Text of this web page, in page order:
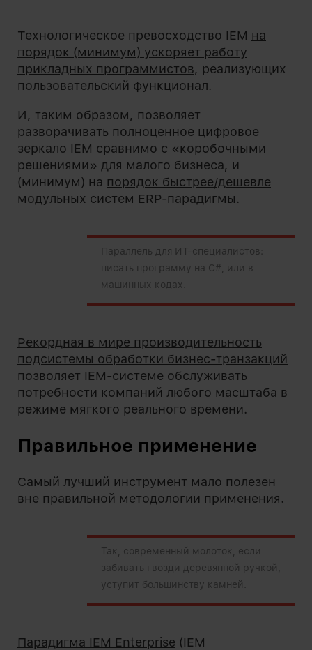
Технологическое превосходство IEM на
порядок (минимум) ускоряет работу
прикладных программистов, реализующих
пользовательский функционал.
И, таким образом, позволяет
разворачивать полноценное цифровое
зеркало IEM сравнимо с «коробочными
решениями» для малого бизнеса, и
(минимум) на порядок быстрее/дешевле
модульных систем ERP-парадигмы.
Параллель для ИТ-специалистов:
писать программу на C#, или в
машинных кодах.
Рекордная в мире производительность
подсистемы обработки бизнес-транзакций
позволяет IEM-системе обслуживать
потребности компаний любого масштаба в
режиме мягкого реального времени.
Правильное применение
Самый лучший инструмент мало полезен
вне правильной методологии применения.
Так, современный молоток, если
забивать гвозди деревянной ручкой,
уступит большинству камней.
Парадигма IEM Enterprise (IEM